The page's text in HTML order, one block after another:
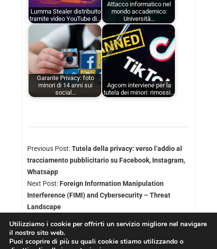
Lumma Stealer distribuito
tramite video YouTube di…
Attacco informatico nel
mondo accademico:
Università…
Garante Privacy: foto
minori di 14 anni sui
social…
Agcom interviene per la
tutela dei minori: rimossi…
Previous Post:Tutela della privacy: verso l’addio al
tracciamento pubblicitario su Facebook, Instagram,
Whatsapp
Next Post: Foreign Information Manipulation
Interference (FIMI) and Cybersecurity – Threat
Landscape
Utilizziamo i cookie per offrirti un servizio migliore nel navigare
il nostro sito web.
Puoi scoprire di più su quali cookie stiamo utilizzando o